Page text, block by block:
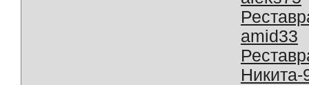
amid33
Никита-